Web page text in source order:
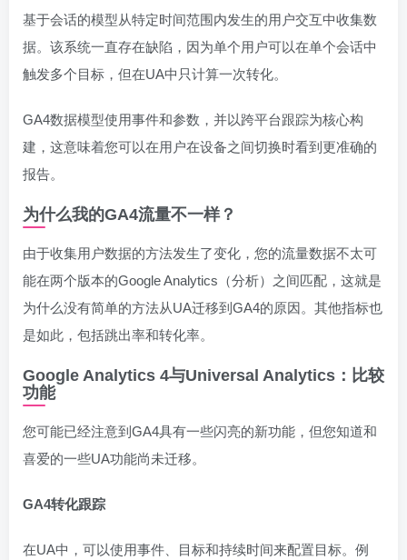
基于会话的模型从特定时间范围内发生的用户交互中收集数
据。该系统一直存在缺陷，因为单个用户可以在单个会话中
触发多个目标，但在UA中只计算一次转化。
GA4数据模型使用事件和参数，并以跨平台跟踪为核心构
建，这意味着您可以在用户在设备之间切换时看到更准确的
报告。
为什么我的GA4流量不一样？
由于收集用户数据的方法发生了变化，您的流量数据不太可
能在两个版本的Google Analytics（分析）之间匹配，这就是
为什么没有简单的方法从UA迁移到GA4的原因。其他指标也
是如此，包括跳出率和转化率。
Google Analytics 4与Universal Analytics：比较
功能
您可能已经注意到GA4具有一些闪亮的新功能，但您知道和
喜爱的一些UA功能尚未迁移。
GA4转化跟踪
在UA中，可以使用事件、目标和持续时间来配置目标。例